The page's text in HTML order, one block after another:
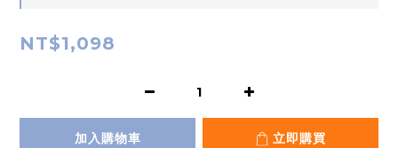
NT$1,098
加入購物車 立即購買